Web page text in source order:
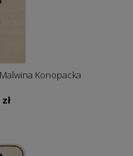
Konopacka
zł